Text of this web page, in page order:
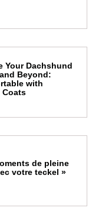
Your Dachshund
Beyond:
with
Coats
de pleine
votre teckel »